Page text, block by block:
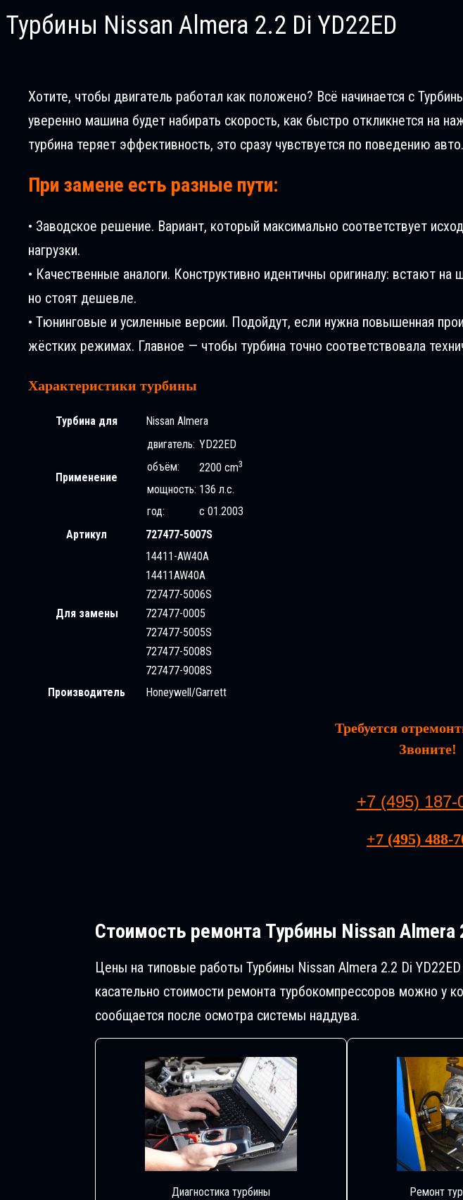
Турбины Nissan Almera 2.2 Di YD22ED
Хотите, чтобы двигатель работал как положено? Всё начинается с
уверенно машина будет набирать скорость, как быстро откликнется на
турбина теряет эффективность, это сразу чувствуется по поведению авто.
При замене есть разные пути:
• Заводское решение. Вариант, который максимально соответствует
нагрузки.
• Качественные аналоги. Конструктивно идентичны оригиналу: встают
но стоят дешевле.
• Тюнинговые и усиленные версии. Подойдут, если нужна повышенная
жёстких режимах. Главное — чтобы турбина точно соответствовала
Характеристики турбины
Турбина для Nissan Almera
Применение
двигатель: YD22ED
объём:
2200 cm3
мощность: 136 л.с.
год:
с 01.2003
Артикул
727477-5007S
Для замены
14411-AW40A
14411AW40A
727477-5006S
727477-0005
727477-5005S
727477-5008S
727477-9008S
Производитель
Honeywell/Garrett
Требуется
Звоните!
+7 (495) 187-
+7 (495) 488-
Стоимость ремонтаТурбины Nissan Almera
Цены на типовые работы Турбины Nissan Almera 2.2 Di
касательно стоимости ремонта турбокомпрессоров можно у
сообщается после осмотра системы наддува.
Диагностика турбины
Ремонт